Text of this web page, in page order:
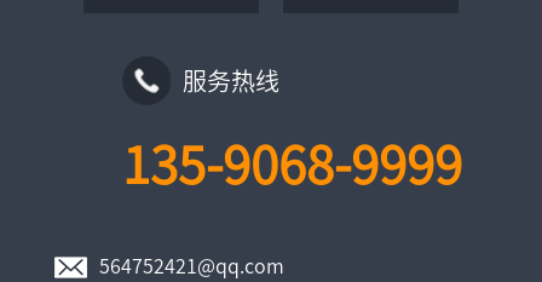
服务热线
135-9068-9999
564752421@qq.com